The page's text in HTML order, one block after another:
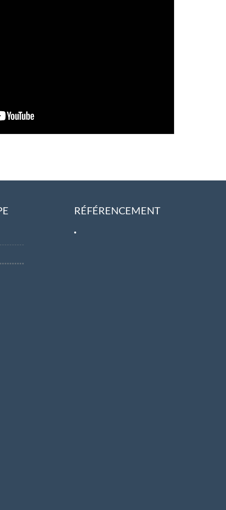
RÉFÉRENCEMENT